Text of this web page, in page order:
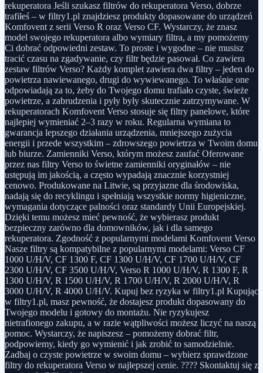
rekuperatora Jeśli szukasz filtrów do rekuperatora Verso, dobrze
trafiłeś – w filtry1.pl znajdziesz produkty dopasowane do urządzeń
Komfovent z serii Verso R oraz Verso CF. Wystarczy, że znasz
model swojego rekuperatora albo wymiary filtra, a my pomożemy
Ci dobrać odpowiedni zestaw. To proste i wygodne – nie musisz
tracić czasu na zgadywanie, czy filtr będzie pasował. Co zawiera
zestaw filtrów Verso? Każdy komplet zawiera dwa filtry – jeden do
powietrza nawiewanego, drugi do wywiewanego. To właśnie one
odpowiadają za to, żeby do Twojego domu trafiało czyste, świeże
powietrze, a zabrudzenia i pyły były skutecznie zatrzymywane. W
rekuperatorach Komfovent Verso stosuje się filtry panelowe, które
najlepiej wymieniać 2–3 razy w roku. Regularna wymiana to
gwarancja lepszego działania urządzenia, mniejszego zużycia
energii i przede wszystkim – zdrowszego powietrza w Twoim domu
lub biurze. Zamienniki Verso, którym możesz zaufać Oferowane
przez nas filtry Verso to świetne zamienniki oryginałów – nie
ustępują im jakością, a często wypadają znacznie korzystniej
cenowo. Produkowane na Litwie, są przyjazne dla środowiska,
nadają się do recyklingu i spełniają wszystkie normy higieniczne,
wymagania dotyczące palności oraz standardy Unii Europejskiej.
Dzięki temu możesz mieć pewność, że wybierasz produkt
bezpieczny zarówno dla domowników, jak i dla samego
rekuperatora. Zgodność z popularnymi modelami Komfovent Verso
Nasze filtry są kompatybilne z popularnymi modelami: Verso CF
1000 U/H/V, CF 1300 F, CF 1300 U/H/V, CF 1700 U/H/V, CF
2300 U/H/V, CF 3500 U/H/V, Verso R 1000 U/H/V, R 1300 F, R
1300 U/H/V, R 1500 U/H/V, R 1700 U/H/V, R 2000 U/H/V, R
3000 U/H/V, R 4000 U/H/V. Kupuj bez ryzyka w filtry1.pl Kupując
w filtry1.pl, masz pewność, że dostajesz produkt dopasowany do
Twojego modelu i gotowy do montażu. Nie ryzykujesz
nietrafionego zakupu, a w razie wątpliwości możesz liczyć na naszą
pomoc. Wystarczy, że napiszesz – pomożemy dobrać filtr,
podpowiemy, kiedy go wymienić i jak zrobić to samodzielnie.
Zadbaj o czyste powietrze w swoim domu – wybierz sprawdzone
filtry do rekuperatora Verso w najlepszej cenie. ???? Skontaktuj się z